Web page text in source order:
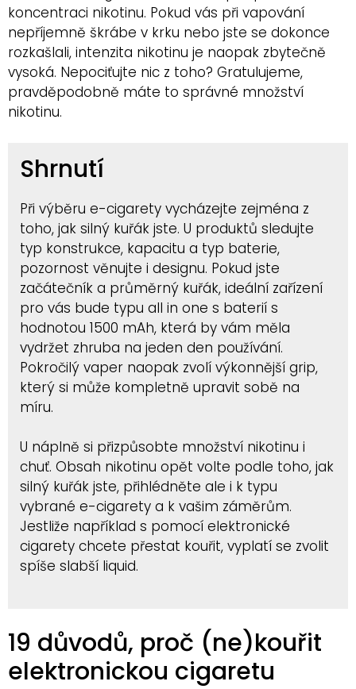
koncentraci nikotinu. Pokud vás při vapování
nepříjemně škrábe v krku nebo jste se dokonce
rozkašlali, intenzita nikotinu je naopak zbytečně
vysoká. Nepociťujte nic z toho? Gratulujeme,
pravděpodobně máte to správné množství
nikotinu.
Shrnutí
Při výběru e-cigarety vycházejte zejména z
toho, jak silný kuřák jste. U produktů sledujte
typ konstrukce, kapacitu a typ baterie,
pozornost věnujte i designu. Pokud jste
začátečník a průměrný kuřák, ideální zařízení
pro vás bude typu all in one s baterií s
hodnotou 1500 mAh, která by vám měla
vydržet zhruba na jeden den používání.
Pokročilý vaper naopak zvolí výkonnější grip,
který si může kompletně upravit sobě na
míru.
U náplně si přizpůsobte množství nikotinu i
chuť. Obsah nikotinu opět volte podle toho, jak
silný kuřák jste, přihlédněte ale i k typu
vybrané e-cigarety a k vašim záměrům.
Jestliže například s pomocí elektronické
cigarety chcete přestat kouřit, vyplatí se zvolit
spíše slabší liquid.
19 důvodů, proč (ne)kouřit
elektronickou cigaretu